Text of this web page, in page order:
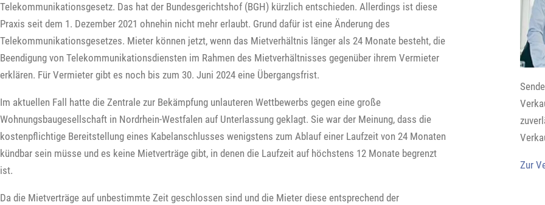
Telekommunikationsgesetz. Das hat der Bundesgerichtshof (BGH) kürzlich entschieden. Allerdings ist diese
Praxis seit dem 1. Dezember 2021 ohnehin nicht mehr erlaubt. Grund dafür ist eine Änderung des
Telekommunikationsgesetzes. Mieter können jetzt, wenn das Mietverhältnis länger als 24 Monate besteht, die
Beendigung von Telekommunikationsdiensten im Rahmen des Mietverhältnisses gegenüber ihrem Vermieter
erklären. Für Vermieter gibt es noch bis zum 30. Juni 2024 eine Übergangsfrist.
Im aktuellen Fall hatte die Zentrale zur Bekämpfung unlauteren Wettbewerbs gegen eine große
Wohnungsbaugesellschaft in Nordrhein-Westfalen auf Unterlassung geklagt. Sie war der Meinung, dass die
kostenpflichtige Bereitstellung eines Kabelanschlusses wenigstens zum Ablauf einer Laufzeit von 24 Monaten
kündbar sein müsse und es keine Mietverträge gibt, in denen die Laufzeit auf höchstens 12 Monate begrenzt
ist.
Da die Mietverträge auf unbestimmte Zeit geschlossen sind und die Mieter diese entsprechend der
Zur